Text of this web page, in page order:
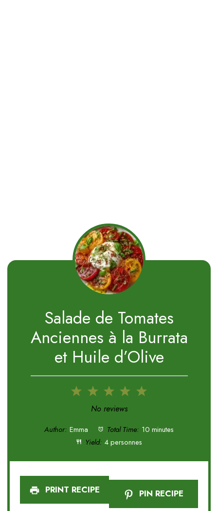
Salade de Tomates
Anciennes à la Burrata
et Huile d’Olive
5
4
3
Stars
2
Stars
1
Star
No reviews
Author: Emma Total Time: 10 minutes
Yield: 4 personnes
PRINT RECIPE PIN RECIPE